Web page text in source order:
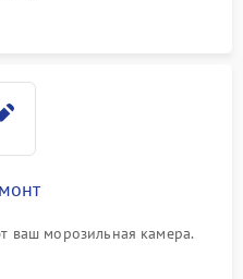
ваш морозильная камера.